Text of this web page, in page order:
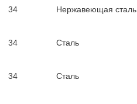
34 Нержавеющая сталь
34 Сталь
34 Сталь